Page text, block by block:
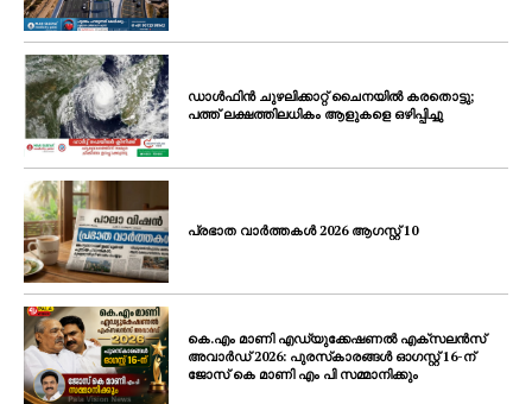
ഡാൾഫിൻ ചുഴലിക്കാറ്റ് ചൈനയിൽ കരതൊട്ടു;
പത്ത് ലക്ഷത്തിലധികം ആളുകളെ ഒഴിപ്പിച്ചു
പ്രഭാത വാർത്തകൾ 2026 ആഗസ്റ്റ് 10
കെ.എം മാണി എഡ്യുക്കേഷണൽ എക്‌സലൻസ്
അവാർഡ് 2026: പുരസ്‌കാരങ്ങൾ ഓഗസ്റ്റ് 16-ന്
ജോസ് കെ മാണി എം പി സമ്മാനിക്കും